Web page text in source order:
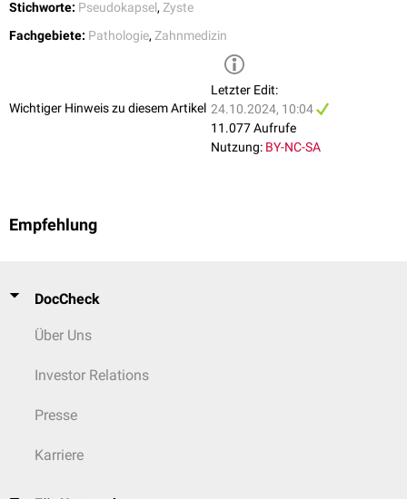
Stichworte: Pseudokapsel, Zyste
Fachgebiete: Pathologie, Zahnmedizin
Wichtiger Hinweis zu diesem Artikel
Letzter Edit:
24.10.2024, 10:04
11.077 Aufrufe
Nutzung: BY-NC-SA
Empfehlung
DocCheck
Über Uns
Investor Relations
Presse
Karriere